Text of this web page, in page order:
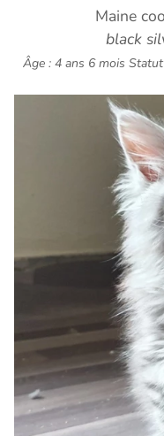
Maine
black
Âge : 4 ans 6 mois